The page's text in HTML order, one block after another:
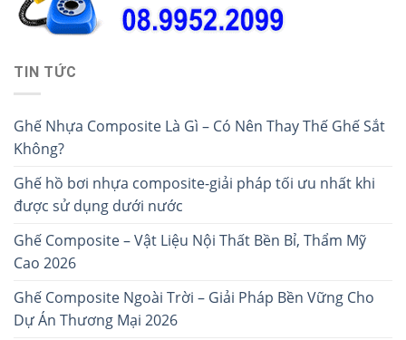
TIN TỨC
Ghế Nhựa Composite Là Gì – Có Nên Thay Thế Ghế Sắt
Không?
Ghế hồ bơi nhựa composite-giải pháp tối ưu nhất khi
được sử dụng dưới nước
Ghế Composite – Vật Liệu Nội Thất Bền Bỉ, Thẩm Mỹ
Cao 2026
Ghế Composite Ngoài Trời – Giải Pháp Bền Vững Cho
Dự Án Thương Mại 2026